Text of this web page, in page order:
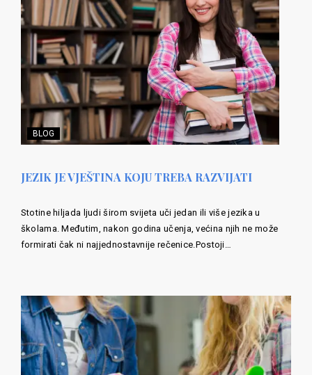
BLOG
JEZIK JE VJEŠTINA KOJU TREBA RAZVIJATI
Stotine hiljada ljudi širom svijeta uči jedan ili više jezika u
školama. Međutim, nakon godina učenja, većina njih ne može
formirati čak ni najjednostavnije rečenice.Postoji…